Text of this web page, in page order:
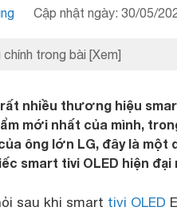
Cập nhật ngày: 30/05/
chính trong bài [Xem]
rất nhiều thương hiệu
mới nhất của mình,
ông lớn LG, đây là
smart tivi OLED hiện đại
sau khi smart tivi OLED